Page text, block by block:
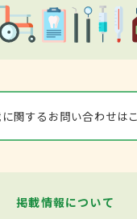
関するお問い合わせは
掲載情報について